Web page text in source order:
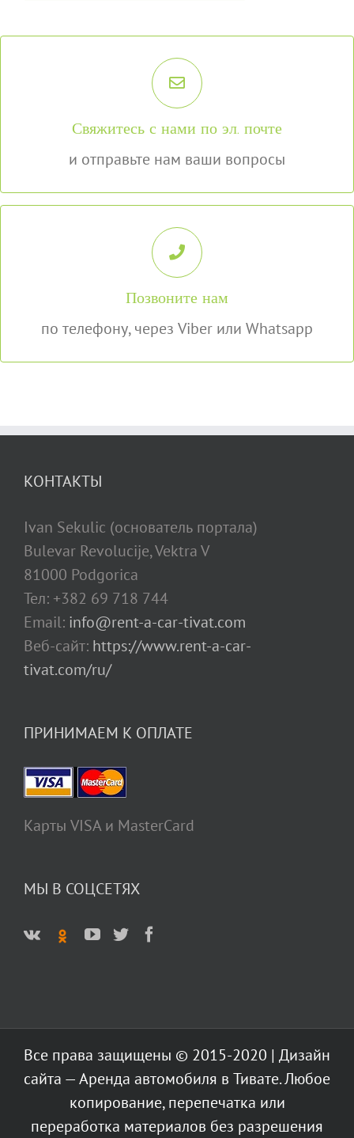
Свяжитесь с нами по эл. почте
и отправьте нам ваши вопросы
МЫ ОТВЕТИМ В ТЕЧЕНИЕ 3 ЧАСОВ
info@rent-a-car-tivat.com
Позвоните нам
по телефону, через Viber или Whatsapp
+382 69 718 744
Ivan Sekulic
tivat.com/ru/
КОНТАКТЫ
Ivan Sekulic (основатель портала)
Bulevar Revolucije, Vektra V
81000 Podgorica
Тел: +382 69 718 744
Email: info@rent-a-car-tivat.com
Веб-сайт: https://www.rent-a-car-
tivat.com/ru/
ПРИНИМАЕМ К ОПЛАТЕ
Карты VISA и MasterCard
МЫ В СОЦСЕТЯХ
Все права защищены © 2015-2020 | Дизайн
сайта — Аренда автомобиля в Тивате. Любое
копирование, перепечатка или
переработка материалов без разрешения